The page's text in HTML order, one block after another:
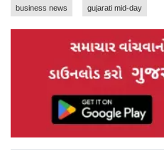
business news gujarati mid-day